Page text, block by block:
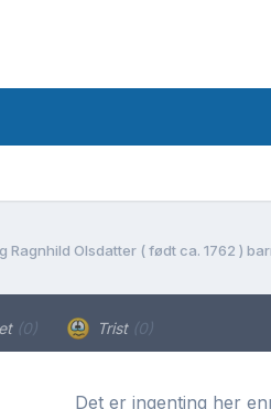
(0) Trist (0)
Det er ingenting her